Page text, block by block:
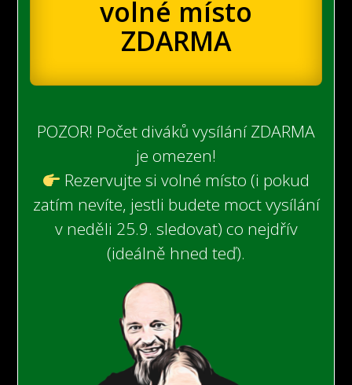
volné místo
ZDARMA
POZOR! Počet diváků vysílání ZDARMA
je omezen!
Rezervujte si volné místo (i pokud
zatím nevíte, jestli budete moct vysílání
v neděli 25.9. sledovat) co nejdřív
(ideálně hned teď).